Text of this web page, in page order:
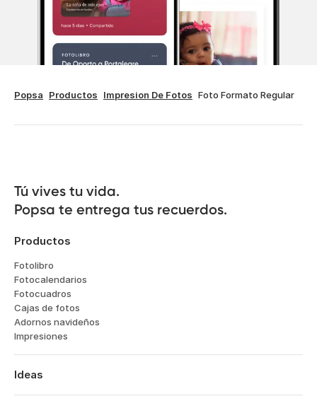
Popsa Productos Impresion De Fotos Foto Formato Regular
Tú vives tu vida.
Popsa te entrega tus recuerdos.
Productos
Fotolibro
Fotocalendarios
Fotocuadros
Cajas de fotos
Adornos navideños
Impresiones
Ideas
Viajes